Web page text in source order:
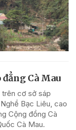
Cà Mau
trên cơ sở sáp
Bạc Liêu, cao
Cộng đồng Cà
Cà Mau.